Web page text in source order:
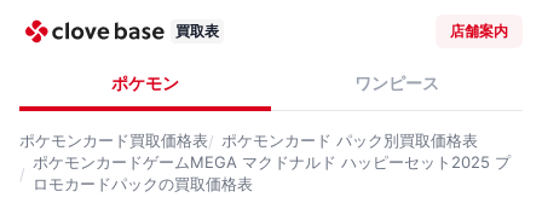
買取表 店舗案内
ポケモン ワンピース
ポケモンカード買取価格表 ポケモンカード パック別買取価格表
ポケモンカードゲームMEGA マクドナルド ハッピーセット2025 プ
ロモカードパックの買取価格表